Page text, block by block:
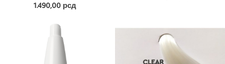
1.490,00 рсд